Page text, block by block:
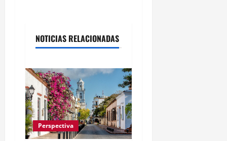
NOTICIAS RELACIONADAS
Perspectiva